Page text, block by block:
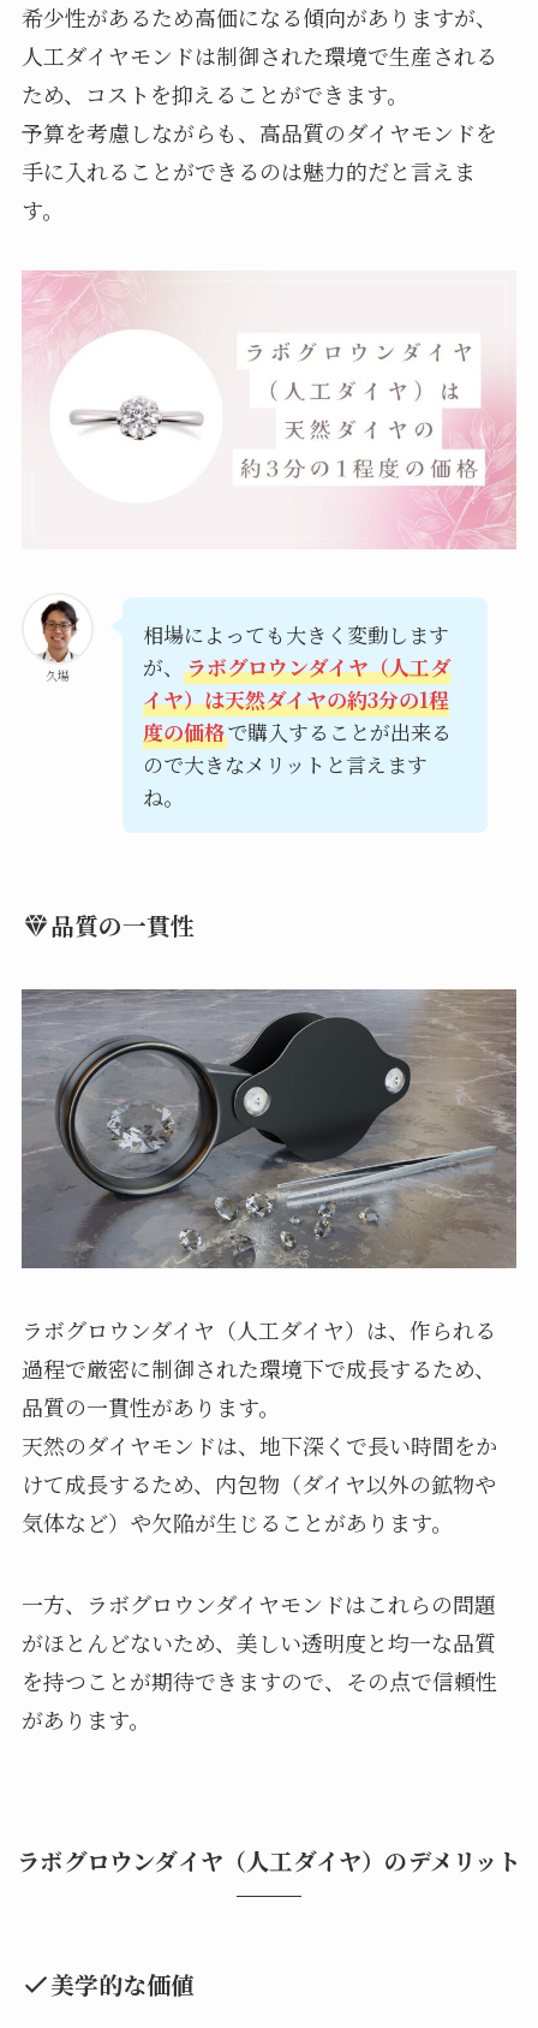
希少性があるため高価になる傾向がありますが、
人工ダイヤモンドは制御された環境で生産される
ため、コストを抑えることができます。
予算を考慮しながらも、高品質のダイヤモンドを
手に入れることができるのは魅力的だと言えま
す。
久場
相場によっても大きく変動します
が、 ラボグロウンダイヤ（人工ダ
イヤ）は天然ダイヤの約3分の1程
度の価格で購入することが出来る
ので大きなメリットと言えます
ね。
品質の一貫性
ラボグロウンダイヤ（人工ダイヤ）は、作られる
過程で厳密に制御された環境下で成長するため、
品質の一貫性があります。
天然のダイヤモンドは、地下深くで長い時間をか
けて成長するため、内包物（ダイヤ以外の鉱物や
気体など）や欠陥が生じることがあります。
一方、ラボグロウンダイヤモンドはこれらの問題
がほとんどないため、美しい透明度と均一な品質
を持つことが期待できますので、その点で信頼性
があります。
ラボグロウンダイヤ（人工ダイヤ）のデメリット
美学的な価値